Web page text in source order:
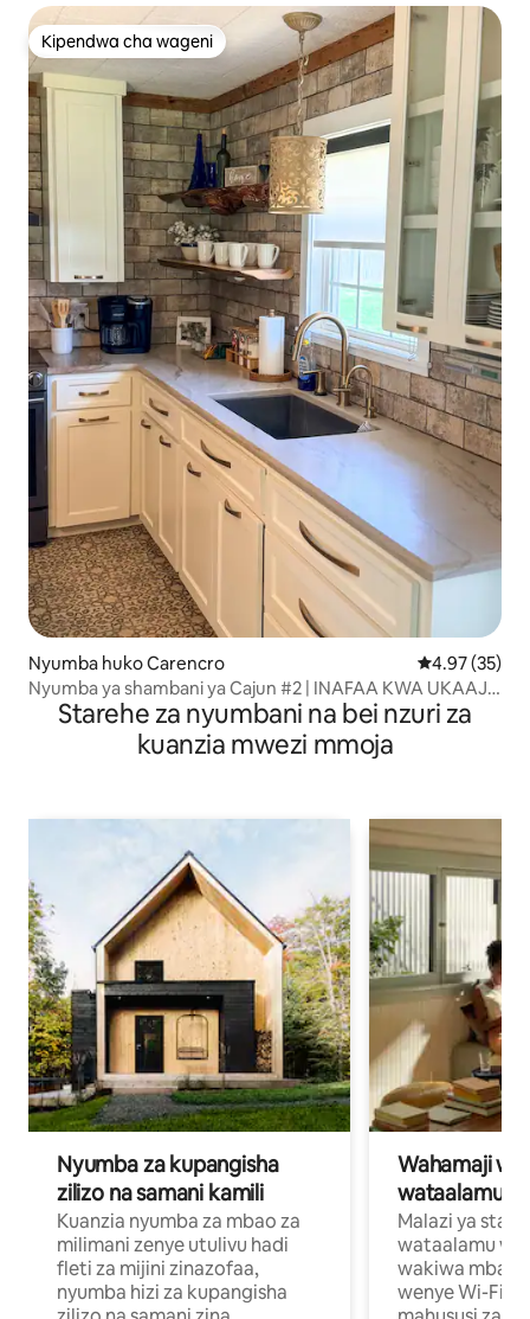
Kipendwa cha wageni
Kipendwa cha wageni
Nyumba huko Carencro Ukadiriaji wa
4.97 (35)
Nyumba ya shambani ya Cajun #2 | INAFAA KWA UKAAJI
WA MUDA MREFU
Starehe za nyumbani na bei nzuri za
kuanzia mwezi mmoja
Nyumba za kupangisha
zilizo na samani kamili
Kuanzia nyumba za mbao za
milimani zenye utulivu hadi
fleti za mijini zinazofaa,
nyumba hizi za kupangisha
Wahamaji
wataalamu
Malazi ya
wataalamu
wakiwa mbali
wenye Wi-Fi